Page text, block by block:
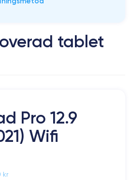
tablet
Pro 12.9
Wifi
kr